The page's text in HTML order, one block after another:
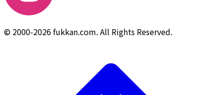
© 2000-2026 fukkan.com. All Rights Reserved.